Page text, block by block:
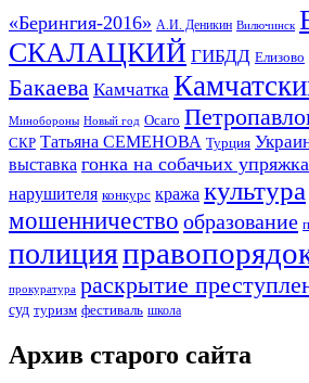
«Берингия-2016» А.И. Деникин Вилючинск
СКАЛАЦКИЙ ГИБДД Елизово
Бакаева Камчатка
Минобороны Новый год Осаго
СКР Татьяна СЕМЕНОВА Турция
выставка гонка на собачьих
нарушителя конкурс кража культура
мошенничество образование
полиция
прокуратура раскрытие
суд туризм фестиваль школа
Архив старого сайта